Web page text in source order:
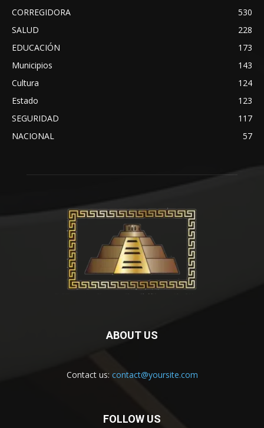
CORREGIDORA
530
SALUD
228
EDUCACIÓN
173
Municipios
143
Cultura
124
Estado
123
SEGURIDAD
117
NACIONAL
57
ABOUT US
Contact us: contact@yoursite.com
FOLLOW US